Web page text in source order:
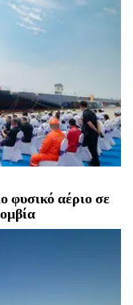
πλοίο αιολικής
KING-Class